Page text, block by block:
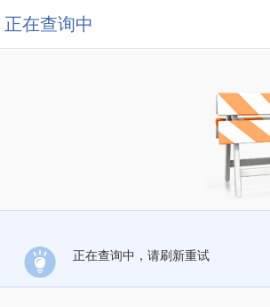
正在查询中
正在查询中，请刷新重试